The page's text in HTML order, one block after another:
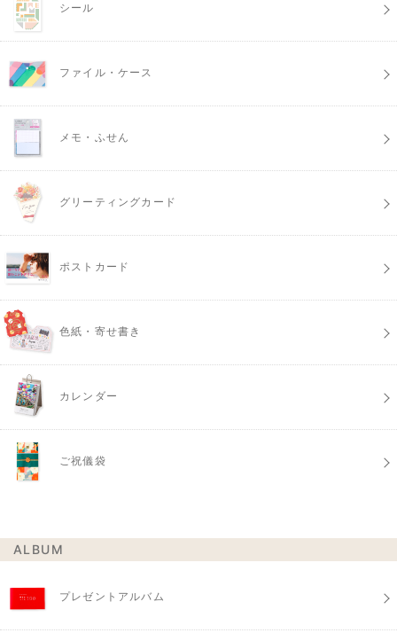
シール
ファイル・ケース
メモ・ふせん
グリーティングカード
ポストカード
色紙・寄せ書き
カレンダー
ご祝儀袋
ALBUM
プレゼントアルバム